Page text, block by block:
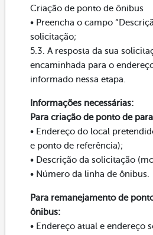
Criação de ponto de ônibus
• Preencha o campo
solicitação;
5.3. A resposta da sua
encaminhada para o
informado nessa etapa.
Informações necessárias:
Para criação de ponto de
• Endereço do local
e ponto de referência);
• Descrição da solicitação
• Número da linha de ônibus.
Para remanejamento de
ônibus:
• Endereço atual e endereço